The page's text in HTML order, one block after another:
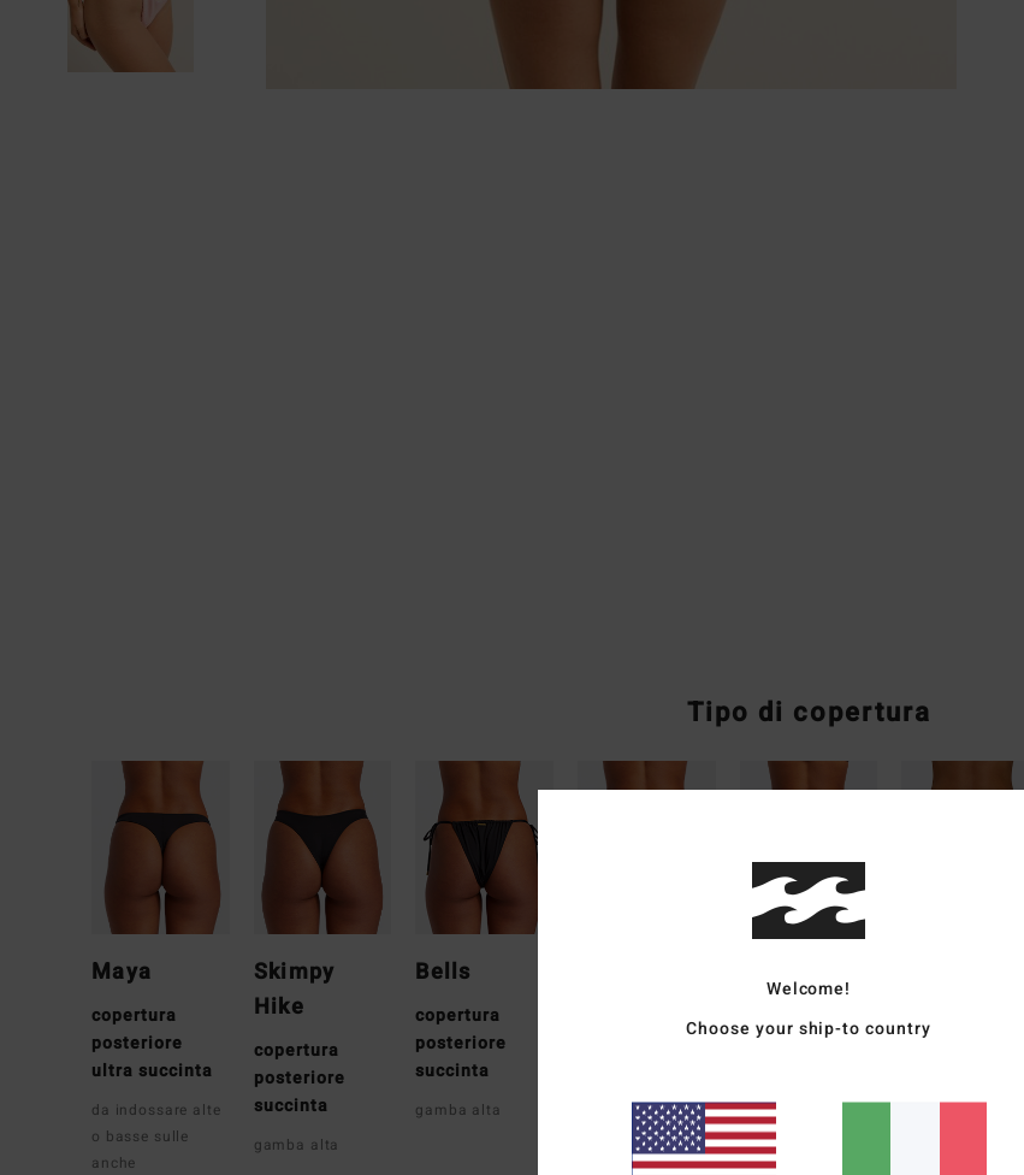
Tipo di copertura
Maya
copertura
posteriore
ultra succinta
da indossare alte
o basse sulle
anche
Skimpy
Hike
copertura
posteriore
succinta
gamba alta
Bells
copertura
posteriore
succinta
gamba alta
super succinta
davanti e dietro
copertura
posteriore
gamba alta
posteriore
davanti e dietro a
Welcome!
Choose your ship-to country